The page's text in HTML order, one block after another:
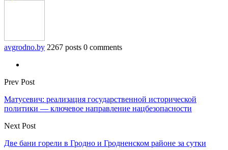
avgrodno.by 2267 posts 0 comments
Prev Post
Матусевич: реализация государственной исторической
политики — ключевое направление нацбезопасности
Next Post
Две бани горели в Гродно и Гродненском районе за сутки